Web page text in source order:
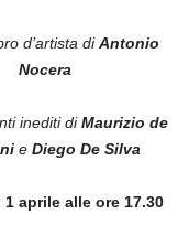
d’artista diAntonio
Nocera
inediti diMaurizio de
eDiego De Silva
1 aprile alle ore 17.30